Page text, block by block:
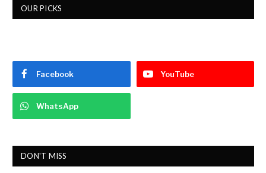
OUR PICKS
Facebook YouTube
WhatsApp
DON'T MISS